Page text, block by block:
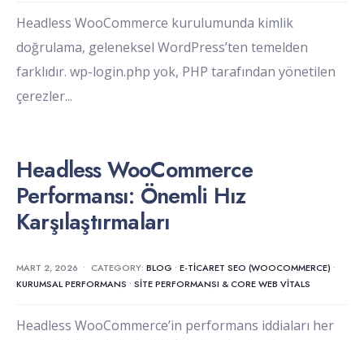
Headless WooCommerce kurulumunda kimlik
doğrulama, geleneksel WordPress’ten temelden
farklıdır. wp-login.php yok, PHP tarafından yönetilen
çerezler...
Headless WooCommerce
Performansı: Önemli Hız
Karşılaştırmaları
MART 2, 2026 • CATEGORY: BLOG • E-TICARET SEO (WOOCOMMERCE) •
KURUMSAL PERFORMANS • SITE PERFORMANSI & CORE WEB VITALS
Headless WooCommerce’in performans iddiaları her